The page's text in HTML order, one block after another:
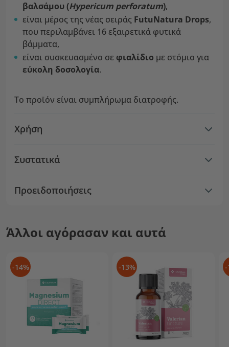
βαλσάμου (Hypericum perforatum),
είναι μέρος της νέας σειράς FutuNatura Drops,
που περιλαμβάνει 16 εξαιρετικά φυτικά
βάμματα,
είναι συσκευασμένο σε φιαλίδιο με στόμιο για
εύκολη δοσολογία.
Το προϊόν είναι συμπλήρωμα διατροφής.
Χρήση
Συστατικά
Προειδοποιήσεις
Άλλοι αγόρασαν και αυτά
-14% -13% -